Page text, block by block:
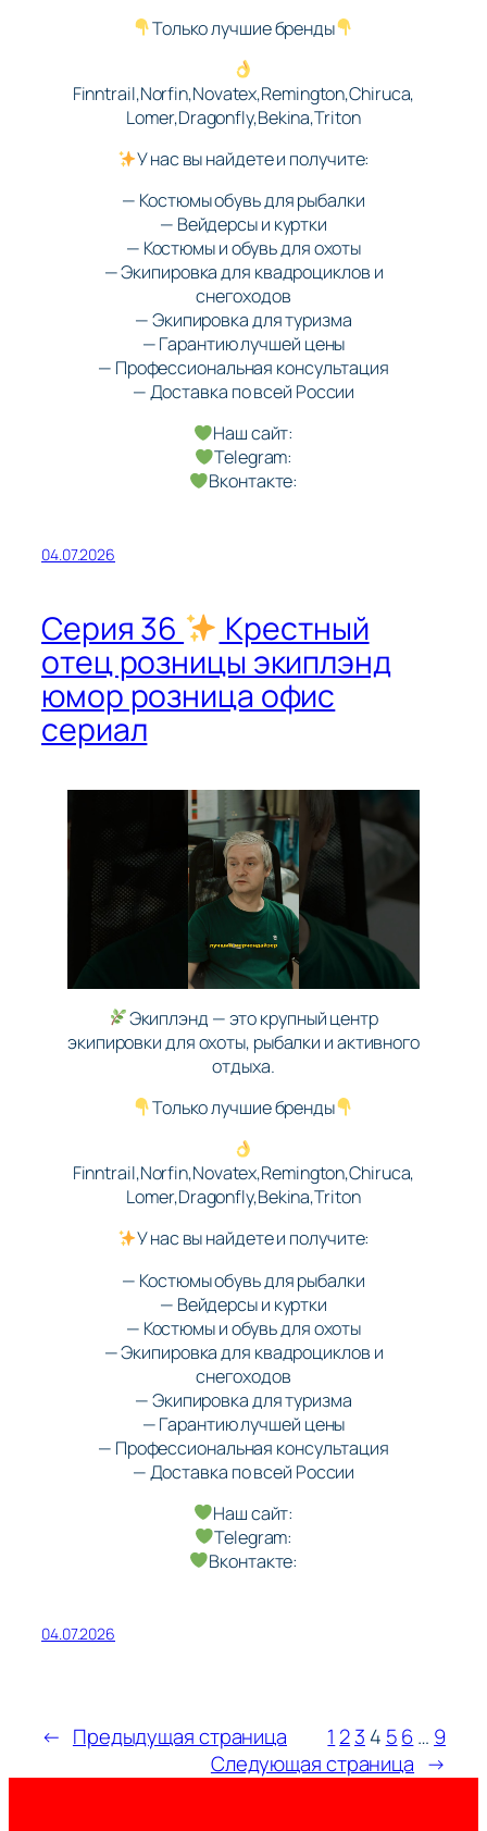
Только лучшие бренды
Finntrail,Norfin,Novatex,Remington,Chiruca,
Lomer,Dragonfly,Bekina,Triton
У нас вы найдете и получите:
— Костюмы обувь для рыбалки
— Вейдерсы и куртки
— Костюмы и обувь для охоты
— Экипировка для квадроциклов и
снегоходов
— Экипировка для туризма
— Гарантию лучшей цены
— Профессиональная консультация
— Доставка по всей России
Наш сайт:
Telegram:
Вконтакте:
04.07.2026
Серия 36 Крестный
отец розницы экиплэнд
юмор розница офис
сериал
Экиплэнд — это крупный центр
экипировки для охоты, рыбалки и активного
отдыха.
Только лучшие бренды
Finntrail,Norfin,Novatex,Remington,Chiruca,
Lomer,Dragonfly,Bekina,Triton
У нас вы найдете и получите:
— Костюмы обувь для рыбалки
— Вейдерсы и куртки
— Костюмы и обувь для охоты
— Экипировка для квадроциклов и
снегоходов
— Экипировка для туризма
— Гарантию лучшей цены
— Профессиональная консультация
— Доставка по всей России
Наш сайт:
Telegram:
Вконтакте:
04.07.2026
← Предыдущая страница 1 23 4 56… 9
Следующая страница →